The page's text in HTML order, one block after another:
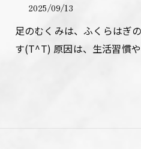
2025/09/13
足のむくみは、ふくらはぎ
す(T^T) 原因は、生活習慣